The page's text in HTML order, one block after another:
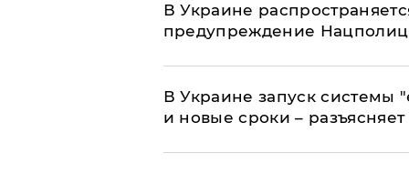
В Украине
предупреждение
В Украине запуск системы
и новые сроки –